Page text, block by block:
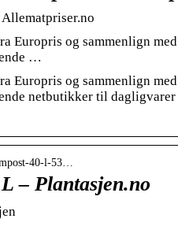
Europris og sammenlign
…
Europris og sammenlign
netbutikker til
40-l-53…
– Plantasjen.no